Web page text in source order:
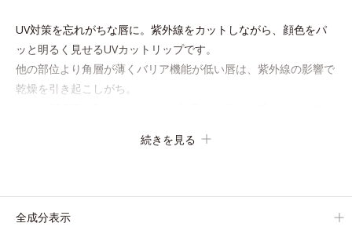
UV対策を忘れがちな唇に。紫外線をカットしながら、顔色をパ
ッと明るく見せるUVカットリップです。
他の部位より角層が薄くバリア機能が低い唇は、紫外線の影響で
乾燥を引き起こしがち。
2種類の保湿成分（加水分解コラーゲン、ゲットウ葉エキス）を
通常色は、どんな肌色にも似合うカラーで、唇を美しく魅せなが
続きを見る
全成分表示